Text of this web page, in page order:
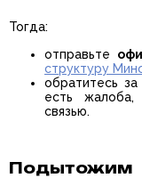
Тогда:
отправьте
структуру
обратитесь
есть
связью.
Подытожим